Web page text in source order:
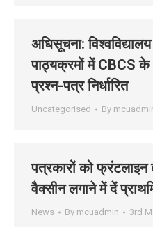
अधिसूचना:
पाठ्यक्रमों में CBCS के
प्रश्‍न-पत्र निर्धारित
Uncategorised By
पत्रकारों को फ्रंटलाइन
वैक्सीन लगाने में दें
News By mcuadmin 3rd